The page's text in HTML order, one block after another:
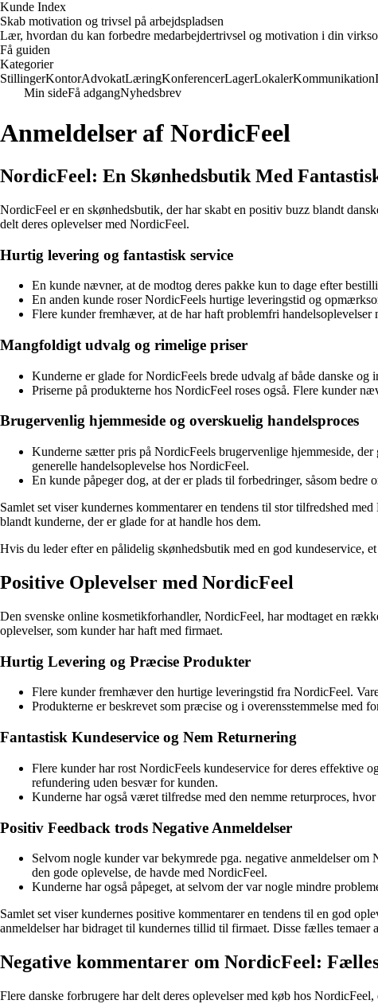
Kunde Index
Skab motivation og trivsel på arbejdspladsen
Lær, hvordan du kan forbedre medarbejdertrivsel og motivation i din
Få guiden
Kategorier
StillingerKontorAdvokatLæringKonferencerLagerLokalerKommunikation
Min sideFå adgangNyhedsbrev
Anmeldelser af NordicFeel
NordicFeel: En Skønhedsbutik Med
NordicFeel er en skønhedsbutik, der har skabt en positiv buzz blandt
delt deres oplevelser med NordicFeel.
Hurtig levering og fantastisk service
En kunde nævner, at de modtog deres pakke kun to dage efter
En anden kunde roser NordicFeels hurtige leveringstid og
Flere kunder fremhæver, at de har haft problemfri
Mangfoldigt udvalg og rimelige priser
Kunderne er glade for NordicFeels brede udvalg af både danske
Priserne på produkterne hos NordicFeel roses også. Flere kunder
Brugervenlig hjemmeside og overskuelig handelsproces
Kunderne sætter pris på NordicFeels brugervenlige hjemmeside,
generelle handelsoplevelse hos NordicFeel.
En kunde påpeger dog, at der er plads til forbedringer, såsom
Samlet set viser kundernes kommentarer en tendens til stor tilfredshed
blandt kunderne, der er glade for at handle hos dem.
Hvis du leder efter en pålidelig skønhedsbutik med en god kundeservice,
Positive Oplevelser med NordicFeel
Den svenske online kosmetikforhandler, NordicFeel, har modtaget en
oplevelser, som kunder har haft med firmaet.
Hurtig Levering og Præcise Produkter
Flere kunder fremhæver den hurtige leveringstid fra NordicFeel.
Produkterne er beskrevet som præcise og i overensstemmelse
Fantastisk Kundeservice og Nem Returnering
Flere kunder har rost NordicFeels kundeservice for deres effektive
refundering uden besvær for kunden.
Kunderne har også været tilfredse med den nemme returproces,
Positiv Feedback trods Negative Anmeldelser
Selvom nogle kunder var bekymrede pga. negative anmeldelser
den gode oplevelse, de havde med NordicFeel.
Kunderne har også påpeget, at selvom der var nogle mindre
Samlet set viser kundernes positive kommentarer en tendens til en god
anmeldelser har bidraget til kundernes tillid til firmaet. Disse fælles
Negative kommentarer om NordicFeel:
Flere danske forbrugere har delt deres oplevelser med køb hos